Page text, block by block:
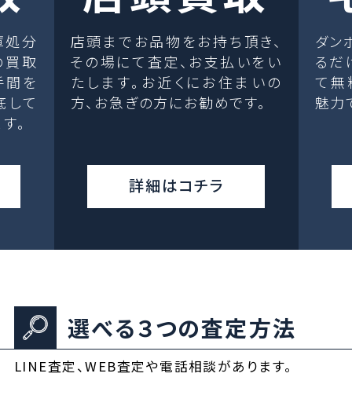
処分
取
間を
して
。
店頭までお品物をお持ち頂き、
その場にて査定、お支払いをい
たします。お近くにお住まいの
方、お急ぎの方にお勧めです。
詳細はコチラ
ダン
るだ
て無
魅力
選べる３つの査定方法
LINE査定、WEB査定や電話相談があります。